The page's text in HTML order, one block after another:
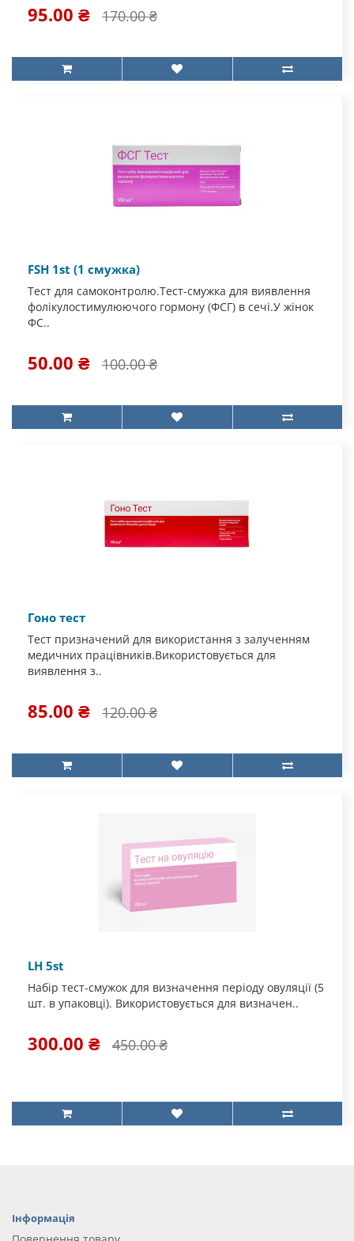
95.00 ₴ 170.00 ₴
FSH 1st (1 смужка)
Тест для самоконтролю.Тест-смужка для виявлення
фолікулостимулюючого гормону (ФСГ) в сечі.У жінок
ФС..
50.00 ₴ 100.00 ₴
Гоно тест
Тест призначений для використання з залученням
медичних працівників.Використовується для
виявлення з..
85.00 ₴ 120.00 ₴
LH 5st
Набір тест-смужок для визначення періоду овуляції (5
шт. в упаковці). Використовується для визначен..
300.00 ₴ 450.00 ₴
Інформація